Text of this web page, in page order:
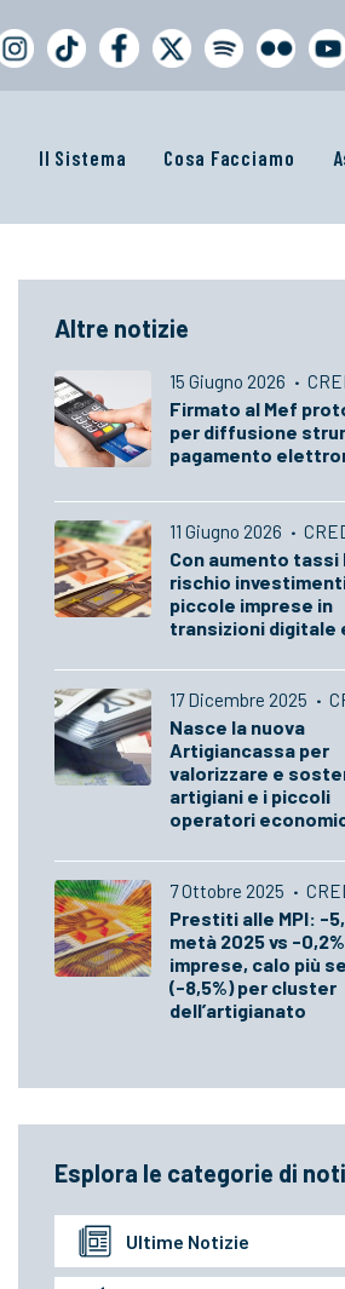
Il Sistema Cosa Facciamo
Altre notizie
15 Giugno 2026 ·
Firmato al Mef
per diffusione
pagamento
11 Giugno 2026 ·
Con aumento tassi
rischio
piccole imprese in
transizioni digitale
17 Dicembre 2025 ·
Nasce la nuova
Artigiancassa per
valorizzare e
artigiani e i piccoli
operatori
7 Ottobre 2025 ·
Prestiti alle MPI: -
metà 2025 vs -
imprese, calo più
(-8,5%) per cluster
dell’artigianato
Esplora le categorie di
Ultime Notizie